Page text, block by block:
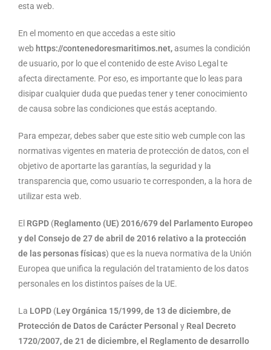
esta web.
En el momento en que accedas a este sitio
web https://contenedoresmaritimos.net,asumes la condición
de usuario, por lo que el contenido de este Aviso Legal te
afecta directamente. Por eso, es importante que lo leas para
disipar cualquier duda que puedas tener y tener conocimiento
de causa sobre las condiciones que estás aceptando.
Para empezar, debes saber que este sitio web cumple con las
normativas vigentes en materia de protección de datos, con el
objetivo de aportarte las garantías, la seguridad y la
transparencia que, como usuario te corresponden, a la hora de
utilizar esta web.
El RGPD (Reglamento (UE) 2016/679 del Parlamento Europeo
y del Consejo de 27 de abril de 2016 relativo a la protección
de las personas físicas) que es la nueva normativa de la Unión
Europea que unifica la regulación del tratamiento de los datos
personales en los distintos países de la UE.
La LOPD (Ley Orgánica 15/1999, de 13 de diciembre, de
Protección de Datos de Carácter Personal y Real Decreto
1720/2007, de 21 de diciembre, el Reglamento de desarrollo